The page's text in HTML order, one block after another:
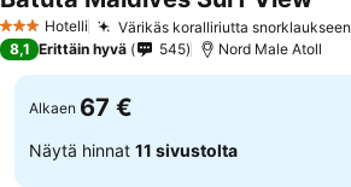
3 Tähtiluokitus
Hotelli Värikäs koralliriutta snorklaukseen
8,1 Erittäin hyvä 545 Nord Male Atoll
Alkaen 67 €
Näytä hinnat 11 sivustolta